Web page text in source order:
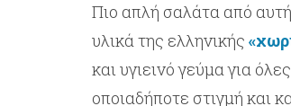
Πιο απλή σαλάτα από
υλικά της ελληνικής
και υγιεινό γεύμα για
οποιαδήποτε στιγμή και